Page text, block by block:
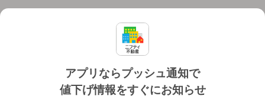
アプリならプッシュ通知で
値下げ情報をすぐにお知らせ
個人情報保護ポリシー 利用規約